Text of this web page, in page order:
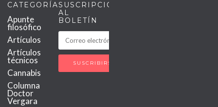
CATEGORÍAS
Apunte
filosófico
Artículos
Artículos
técnicos
Cannabis
Columna
Doctor
Vergara
SUSCRIPCIÓN
AL
BOLETÍN